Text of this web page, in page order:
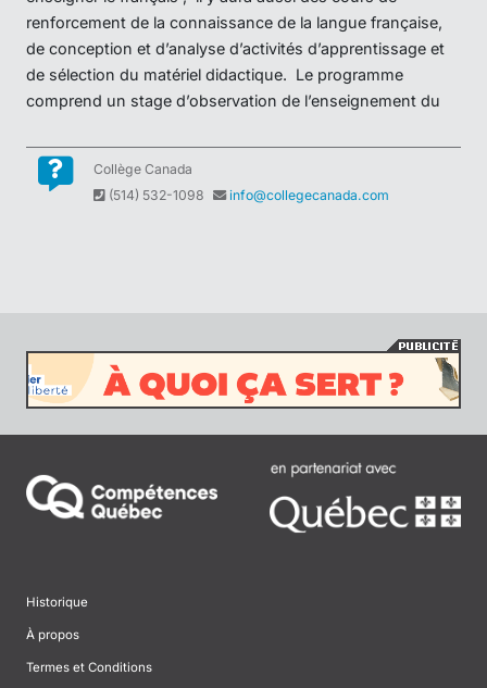
Collège Canada
(514) 532-1098
info@collegecanada.com
Historique
À propos
Termes et Conditions